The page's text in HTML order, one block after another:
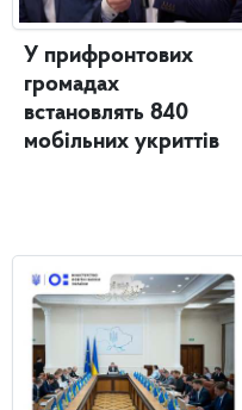
У прифронтових
громадах
встановлять 840
мобільних укриттів